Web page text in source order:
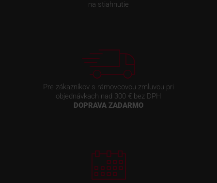
na stiahnutie
Pre zákazníkov s rámovcovou zmluvou pri
objednávkach nad 300 € bez DPH
DOPRAVA ZADARMO